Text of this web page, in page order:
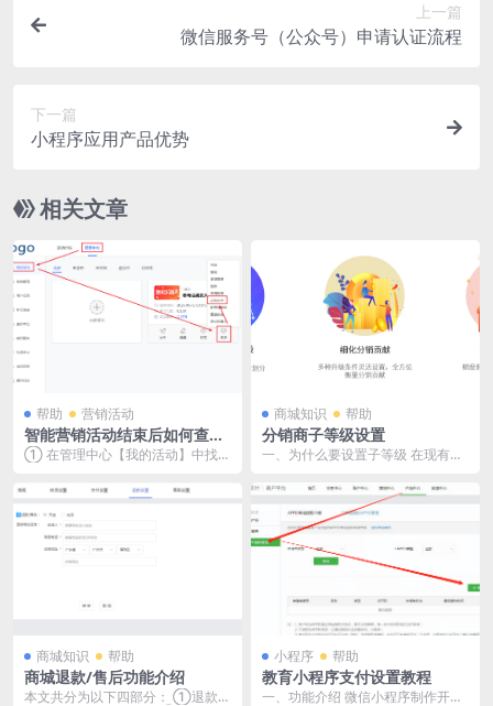
上一篇
微信服务号（公众号）申请认证流程
下一篇
小程序应用产品优势
相关文章
帮助 营销活动
智能营销活动结束后如何查看
兑奖码？
① 在管理中心【我的活动】中找到
单】。 ② 进入后在...
商城知识 帮助
分销商子等级设置
一、为什么要设置子等级 在现有的
子等级。以细化...
商城知识 帮助
商城退款/售后功能介绍
本文共分为以下四部分： ①退款功
小程序 帮助
教育小程序支付设置教程
一、功能介绍 微信小程序制作开发